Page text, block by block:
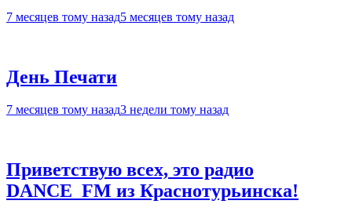
7 месяцев тому назад5 месяцев тому назад
День Печати
7 месяцев тому назад3 недели тому назад
Приветствую всех, это радио
DANCE_FM из Краснотурьинска!